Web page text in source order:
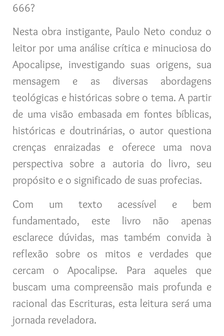
666?
Nesta obra instigante, Paulo Neto conduz o
leitor por uma análise crítica e minuciosa do
Apocalipse, investigando suas origens, sua
mensagem e as diversas abordagens
teológicas e históricas sobre o tema. A partir
de uma visão embasada em fontes bíblicas,
históricas e doutrinárias, o autor questiona
crenças enraizadas e oferece uma nova
perspectiva sobre a autoria do livro, seu
propósito e o significado de suas profecias.
Com um texto acessível e bem
fundamentado, este livro não apenas
esclarece dúvidas, mas também convida à
reflexão sobre os mitos e verdades que
cercam o Apocalipse. Para aqueles que
buscam uma compreensão mais profunda e
racional das Escrituras, esta leitura será uma
jornada reveladora.